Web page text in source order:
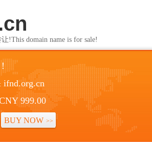
!This domain name is for sale!
ifnd.org.cn
999.00
BUY NOW >>